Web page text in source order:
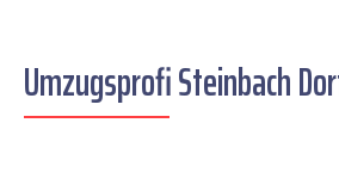
Umzugsprofi Steinbach